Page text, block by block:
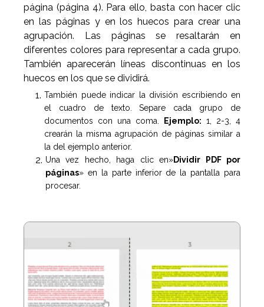
página (página 4). Para ello, basta con hacer clic
en las páginas y en los huecos para crear una
agrupación. Las páginas se resaltarán en
diferentes colores para representar a cada grupo.
También aparecerán líneas discontinuas en los
huecos en los que se dividirá.
También puede indicar la división escribiendo en
el cuadro de texto. Separe cada grupo de
documentos con una coma. Ejemplo: 1, 2-3, 4
crearán la misma agrupación de páginas similar a
la del ejemplo anterior.
Una vez hecho, haga clic en»Dividir PDF por
páginas» en la parte inferior de la pantalla para
procesar.